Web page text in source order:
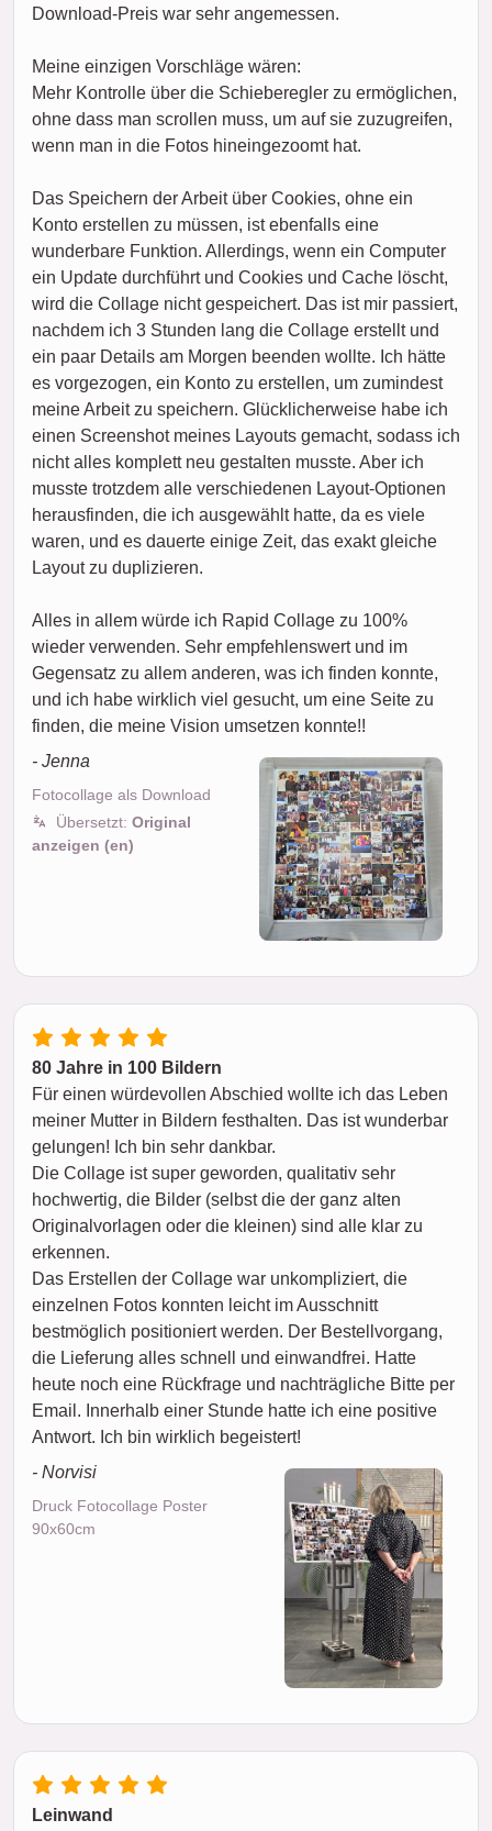
Download-Preis war sehr angemessen.
Meine einzigen Vorschläge wären:
Mehr Kontrolle über die Schieberegler zu ermöglichen,
ohne dass man scrollen muss, um auf sie zuzugreifen,
wenn man in die Fotos hineingezoomt hat.
Das Speichern der Arbeit über Cookies, ohne ein
Konto erstellen zu müssen, ist ebenfalls eine
wunderbare Funktion. Allerdings, wenn ein Computer
ein Update durchführt und Cookies und Cache löscht,
wird die Collage nicht gespeichert. Das ist mir passiert,
nachdem ich 3 Stunden lang die Collage erstellt und
ein paar Details am Morgen beenden wollte. Ich hätte
es vorgezogen, ein Konto zu erstellen, um zumindest
meine Arbeit zu speichern. Glücklicherweise habe ich
einen Screenshot meines Layouts gemacht, sodass ich
nicht alles komplett neu gestalten musste. Aber ich
musste trotzdem alle verschiedenen Layout-Optionen
herausfinden, die ich ausgewählt hatte, da es viele
waren, und es dauerte einige Zeit, das exakt gleiche
Layout zu duplizieren.
Alles in allem würde ich Rapid Collage zu 100%
wieder verwenden. Sehr empfehlenswert und im
Gegensatz zu allem anderen, was ich finden konnte,
und ich habe wirklich viel gesucht, um eine Seite zu
finden, die meine Vision umsetzen konnte!!
- Jenna
Fotocollage als Download
Übersetzt: Original
anzeigen (en)
80 Jahre in 100 Bildern
Für einen würdevollen Abschied wollte ich das Leben
meiner Mutter in Bildern festhalten. Das ist wunderbar
gelungen! Ich bin sehr dankbar.
Die Collage ist super geworden, qualitativ sehr
hochwertig, die Bilder (selbst die der ganz alten
Originalvorlagen oder die kleinen) sind alle klar zu
erkennen.
Das Erstellen der Collage war unkompliziert, die
einzelnen Fotos konnten leicht im Ausschnitt
bestmöglich positioniert werden. Der Bestellvorgang,
die Lieferung alles schnell und einwandfrei. Hatte
heute noch eine Rückfrage und nachträgliche Bitte per
Email. Innerhalb einer Stunde hatte ich eine positive
Antwort. Ich bin wirklich begeistert!
- Norvisi
Druck Fotocollage Poster
90x60cm
Leinwand